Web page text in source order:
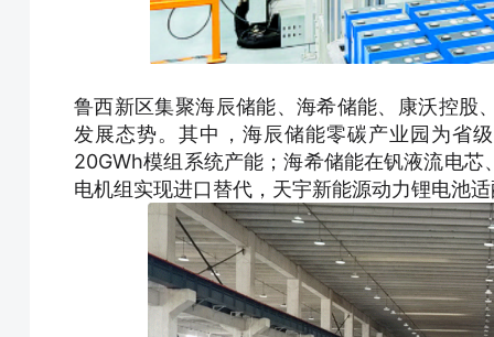
鲁西新区集聚海辰储能、海希储能、康沃控股
发展态势。其中，海辰储能零碳产业园为省
20GWh模组系统产能；海希储能在钒液流电
电机组实现进口替代，天宇新能源动力锂电池